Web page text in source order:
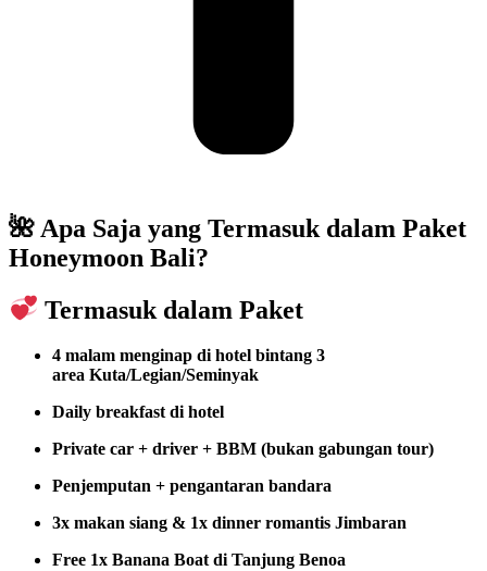
🌺 Apa Saja yang Termasuk dalam Paket
Honeymoon Bali?
Termasuk dalam Paket
4 malam menginap di hotel bintang 3
area Kuta/Legian/Seminyak
Daily breakfast di hotel
Private car + driver + BBM (bukan gabungan tour)
Penjemputan + pengantaran bandara
3x makan siang & 1x dinner romantis Jimbaran
Free 1x Banana Boat di Tanjung Benoa